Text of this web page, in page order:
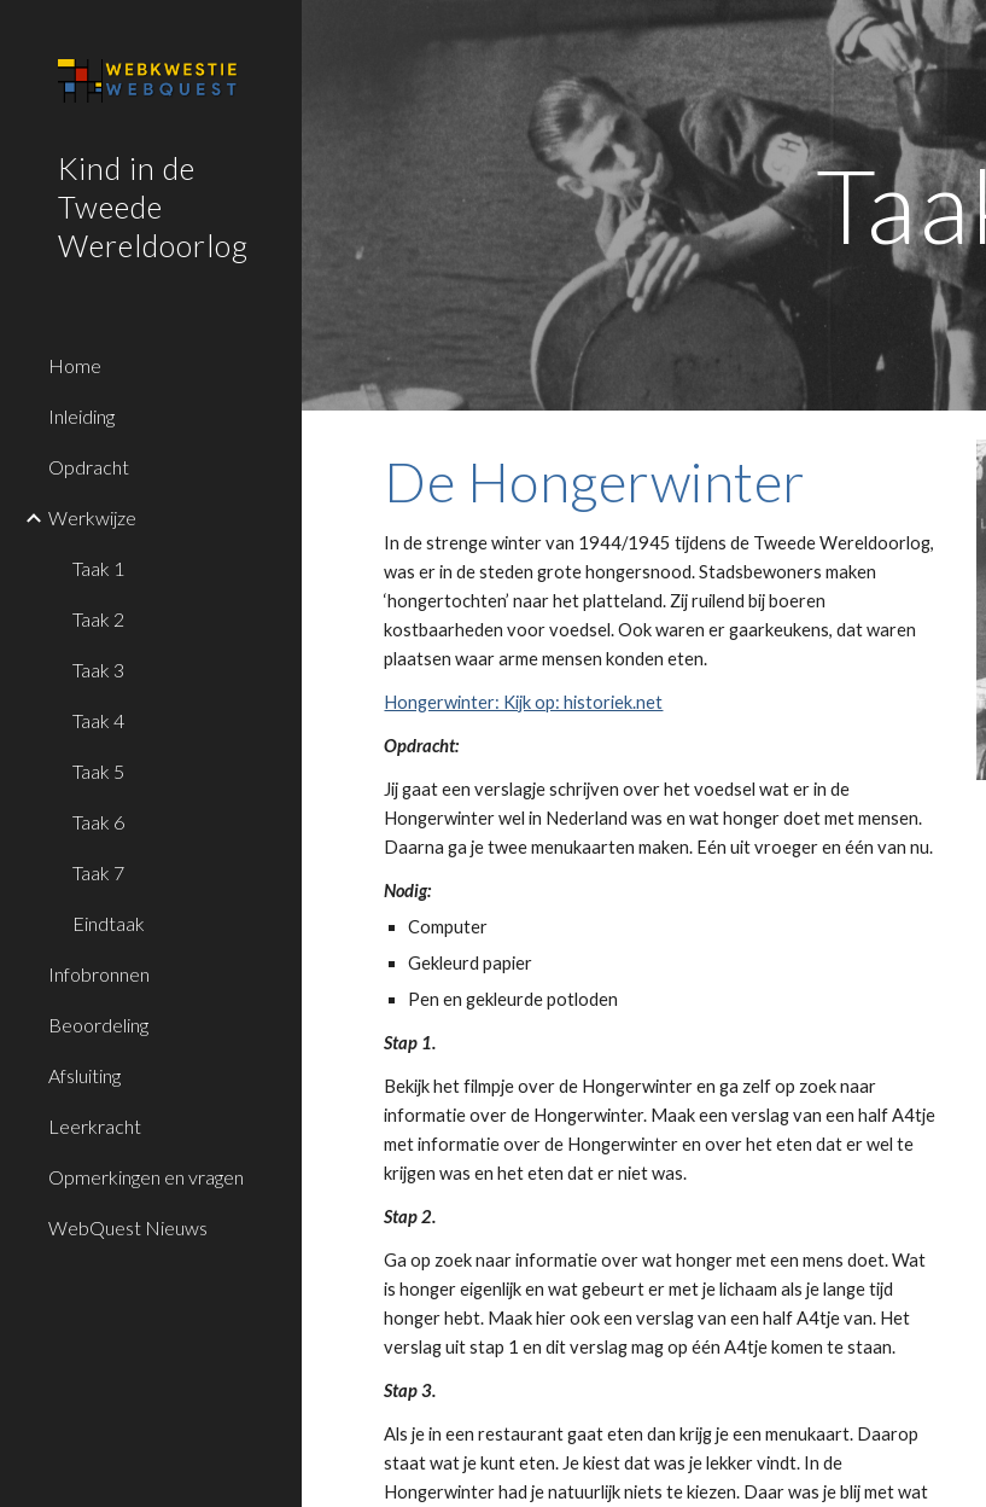
Skip to main content
Kind in de
Tweede
Wereldoorlog
Home
Inleiding
Opdracht
Werkwijze
Taak 1
Taak 2
Taak 3
Taak 4
Taak 5
Taak 6
Taak 7
Eindtaak
Infobronnen
Beoordeling
Afsluiting
Leerkracht
Opmerkingen en vragen
WebQuest Nieuws
De Hongerwinter
In de strenge winter van 1944/1945 tijdens de Tweede Wereldoorlog,
was er in de steden grote hongersnood. Stadsbewoners maken
‘hongertochten’ naar het platteland. Zij ruilend bij boeren
kostbaarheden voor voedsel. Ook waren er gaarkeukens, dat waren
plaatsen waar arme mensen konden eten.
Hongerwinter: Kijk op: historiek.net
Opdracht:
Jij gaat een verslagje schrijven over het voedsel wat er in de
Hongerwinter wel in Nederland was en wat honger doet met mensen.
Daarna ga je twee menukaarten maken. Eén uit vroeger en één van nu.
Nodig:
Computer
Gekleurd papier
Pen en gekleurde potloden
Stap 1.
Bekijk het filmpje over de Hongerwinter en ga zelf op zoek naar
informatie over de Hongerwinter. Maak een verslag van een half A4tje
met informatie over de Hongerwinter en over het eten dat er wel te
krijgen was en het eten dat er niet was.
Stap 2.
Ga op zoek naar informatie over wat honger met een mens doet. Wat
is honger eigenlijk en wat gebeurt er met je lichaam als je lange tijd
honger hebt. Maak hier ook een verslag van een half A4tje van. Het
verslag uit stap 1 en dit verslag mag op één A4tje komen te staan.
Stap 3.
Als je in een restaurant gaat eten dan krijg je een menukaart. Daarop
staat wat je kunt eten. Je kiest dat was je lekker vindt. In de
Hongerwinter had je natuurlijk niets te kiezen. Daar was je blij met wat